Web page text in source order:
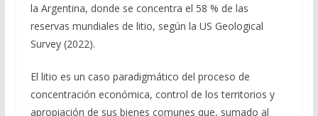
la Argentina, donde se concentra el 58 % de las
reservas mundiales de litio, según la US Geological
Survey (2022).
El litio es un caso paradigmático del proceso de
concentración económica, control de los territorios y
apropiación de sus bienes comunes que, sumado al